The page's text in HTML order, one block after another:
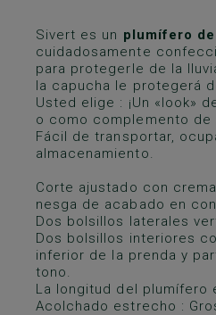
Sivert es un plumífero
cuidadosamente
para protegerle de la
la capucha le protegerá
Usted elige : ¡Un «look»
o como complemento de
Fácil de transportar,
almacenamiento.
Corte ajustado con
nesga de acabado en
Dos bolsillos laterales
Dos bolsillos interiores
inferior de la prenda y
tono.
La longitud del plumífero
Acolchado estrecho :